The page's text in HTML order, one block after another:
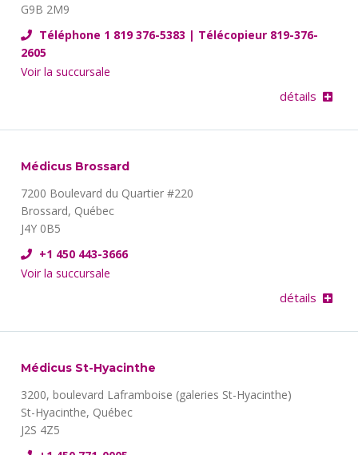
G9B 2M9
Téléphone 1 819 376-5383 | Télécopieur 819-376-
2605
détails
Voir la succursale
Médicus Brossard
7200 Boulevard du Quartier #220
Brossard, Québec
J4Y 0B5
+1 450 443-3666
détails
Voir la succursale
Médicus St-Hyacinthe
3200, boulevard Laframboise (galeries St-Hyacinthe)
St-Hyacinthe, Québec
J2S 4Z5